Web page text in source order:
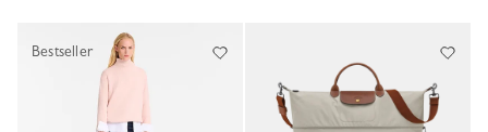
Bestseller